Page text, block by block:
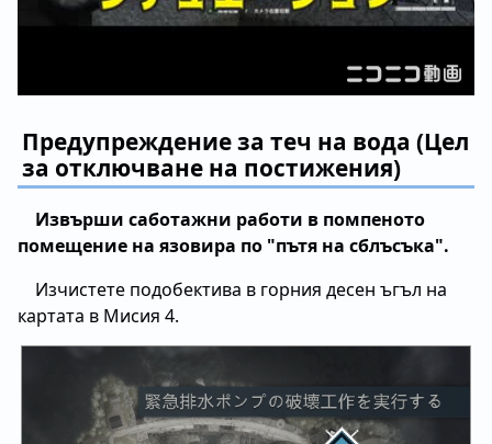
Предупреждение за теч на вода (Цел
за отключване на постижения)
Извърши саботажни работи в помпеното
помещение на язовира по "пътя на сблъсъка".
Изчистете подобектива в горния десен ъгъл на
картата в Мисия 4.